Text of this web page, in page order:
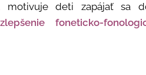
motivuje deti zapájať sa
zlepšenie foneticko-